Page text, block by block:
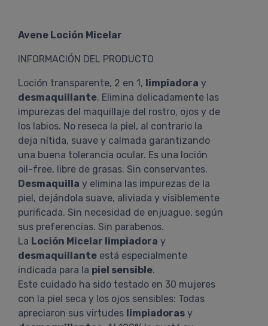
Avene Loción Micelar
INFORMACIÓN DEL PRODUCTO
Loción transparente, 2 en 1, limpiadora y
desmaquillante. Elimina delicadamente las
impurezas del maquillaje del rostro, ojos y de
los labios. No reseca la piel, al contrario la
deja nítida, suave y calmada garantizando
una buena tolerancia ocular. Es una loción
oil-free, libre de grasas. Sin conservantes.
Desmaquilla y elimina las impurezas de la
piel, dejándola suave, aliviada y visiblemente
purificada. Sin necesidad de enjuague, según
sus preferencias. Sin parabenos.
La Loción Micelar limpiadora y
desmaquillante está especialmente
indicada para la piel sensible.
Este cuidado ha sido testado en 30 mujeres
con la piel seca y los ojos sensibles: Todas
apreciaron sus virtudes limpiadoras y